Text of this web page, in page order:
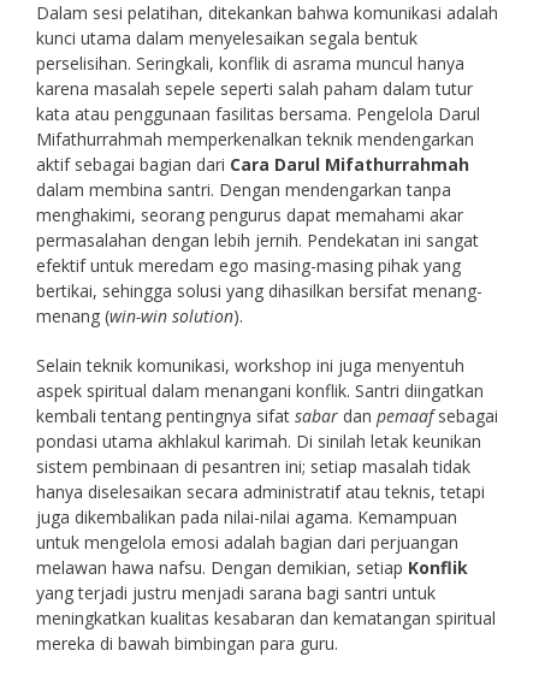
Dalam sesi pelatihan, ditekankan bahwa komunikasi adalah
kunci utama dalam menyelesaikan segala bentuk
perselisihan. Seringkali, konflik di asrama muncul hanya
karena masalah sepele seperti salah paham dalam tutur
kata atau penggunaan fasilitas bersama. Pengelola Darul
Mifathurrahmah memperkenalkan teknik mendengarkan
aktif sebagai bagian dari Cara Darul Mifathurrahmah
dalam membina santri. Dengan mendengarkan tanpa
menghakimi, seorang pengurus dapat memahami akar
permasalahan dengan lebih jernih. Pendekatan ini sangat
efektif untuk meredam ego masing-masing pihak yang
bertikai, sehingga solusi yang dihasilkan bersifat menang-
menang (win-win solution).
Selain teknik komunikasi, workshop ini juga menyentuh
aspek spiritual dalam menangani konflik. Santri diingatkan
kembali tentang pentingnya sifat sabar dan pemaafsebagai
pondasi utama akhlakul karimah. Di sinilah letak keunikan
sistem pembinaan di pesantren ini; setiap masalah tidak
hanya diselesaikan secara administratif atau teknis, tetapi
juga dikembalikan pada nilai-nilai agama. Kemampuan
untuk mengelola emosi adalah bagian dari perjuangan
melawan hawa nafsu. Dengan demikian, setiap Konflik
yang terjadi justru menjadi sarana bagi santri untuk
meningkatkan kualitas kesabaran dan kematangan spiritual
mereka di bawah bimbingan para guru.